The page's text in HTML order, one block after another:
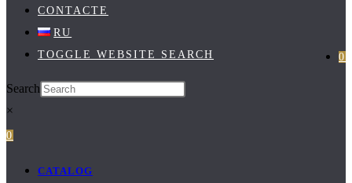
CONTACTE
RU
0
TOGGLE WEBSITE SEARCH
Search
×
0
CATALOG